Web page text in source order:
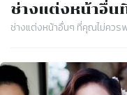
ช่างแต่งหน้าอื่น
ช่างแต่งหน้าอื่นๆ ที่คุณไม่ควร
Slide 1 of 4